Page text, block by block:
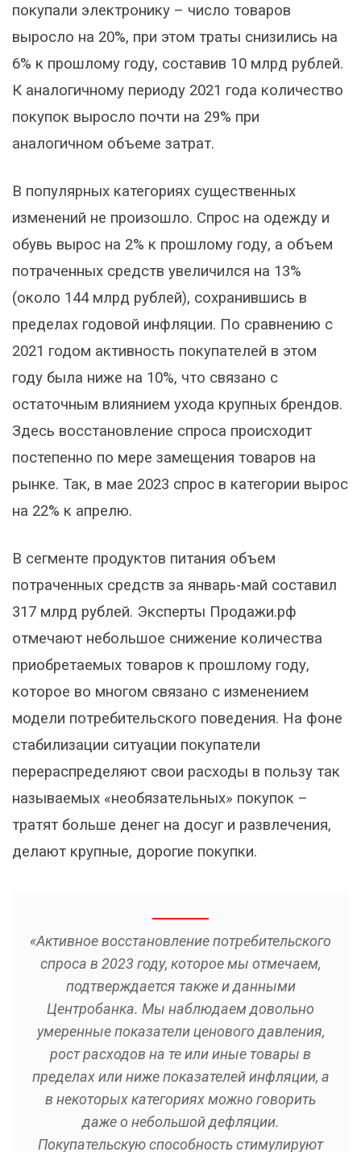
покупали электронику – число товаров
выросло на 20%, при этом траты снизились на
6% к прошлому году, составив 10 млрд рублей.
К аналогичному периоду 2021 года количество
покупок выросло почти на 29% при
аналогичном объеме затрат.
В популярных категориях существенных
изменений не произошло. Спрос на одежду и
обувь вырос на 2% к прошлому году, а объем
потраченных средств увеличился на 13%
(около 144 млрд рублей), сохранившись в
пределах годовой инфляции. По сравнению с
2021 годом активность покупателей в этом
году была ниже на 10%, что связано с
остаточным влиянием ухода крупных брендов.
Здесь восстановление спроса происходит
постепенно по мере замещения товаров на
рынке. Так, в мае 2023 спрос в категории вырос
на 22% к апрелю.
В сегменте продуктов питания объем
потраченных средств за январь-май составил
317 млрд рублей. Эксперты Продажи.рф
отмечают небольшое снижение количества
приобретаемых товаров к прошлому году,
которое во многом связано с изменением
модели потребительского поведения. На фоне
стабилизации ситуации покупатели
перераспределяют свои расходы в пользу так
называемых «необязательных» покупок –
тратят больше денег на досуг и развлечения,
делают крупные, дорогие покупки.
«Активное восстановление потребительского
спроса в 2023 году, которое мы отмечаем,
подтверждается также и данными
Центробанка. Мы наблюдаем довольно
умеренные показатели ценового давления,
рост расходов на те или иные товары в
пределах или ниже показателей инфляции, а
в некоторых категориях можно говорить
даже о небольшой дефляции.
Покупательскую способность стимулируют